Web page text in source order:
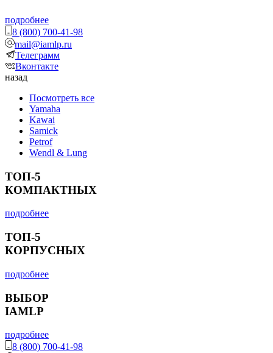
подробнее
8 (800) 700-41-98
mail@iamlp.ru
Телеграмм
Вконтакте
назад
Посмотреть все
Yamaha
Kawai
Samick
Petrof
Wendl & Lung
ТОП-5
КОМПАКТНЫХ
подробнее
ТОП-5
КОРПУСНЫХ
подробнее
ВЫБОР
IAMLP
подробнее
8 (800) 700-41-98